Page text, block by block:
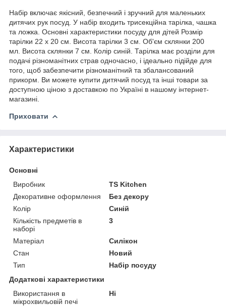
Набір включає якісний, безпечний і зручний для маленьких
дитячих рук посуд. У набір входить трисекційна тарілка, чашка
та ложка. Основні характеристики посуду для дітей Розмір
тарілки 22 х 20 см. Висота тарілки 3 см. Об'єм склянки 200
мл. Висота склянки 7 см. Колір синій. Тарілка має розділи для
подачі різноманітних страв одночасно, і ідеально підійде для
того, щоб забезпечити різноманітний та збалансований
прикорм. Ви можете купити дитячий посуд та інші товари за
доступною ціною з доставкою по Україні в нашому інтернет-
магазині.
Приховати
Характеристики
Основні
Виробник
TS Kitchen
Декоративне оформлення
Без декору
Колір
Синій
Кількість предметів в
наборі
3
Матеріал
Силікон
Стан
Новий
Тип
Набір посуду
Додаткові характеристики
Використання в
мікрохвильовій печі
Ні